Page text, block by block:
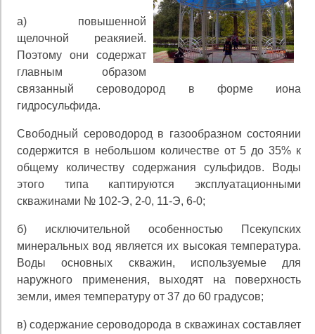
а) повышенной
щелочной реакяией.
Поэтому они содержат
главным образом
связанный сероводород в форме иона
гидросульфида.
Свободный сероводород в газообразном состоянии
содержится в небольшом количестве от 5 до 35% к
об­щему количеству содержания сульфидов. Воды
этого типа каптируются эксплуатационными
скважинами № 102-Э, 2-0, 11-Э, 6-0;
б) исключительной особенностью Псекупских
минеральных вод является их высокая температура.
Воды основных скважин, используемые для
наружного применения, выходят на поверхность
земли, имея температуру от 37 до 60 градусов;
в) содержание сероводорода в скважинах составляет